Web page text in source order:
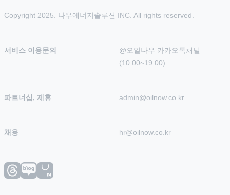
Copyright 2025. 나우에너지솔루션 INC. All rights reserved.
서비스 이용문의
@오일나우 카카오톡채널
(10:00~19:00)
파트너십, 제휴 admin@oilnow.co.kr
채용 hr@oilnow.co.kr